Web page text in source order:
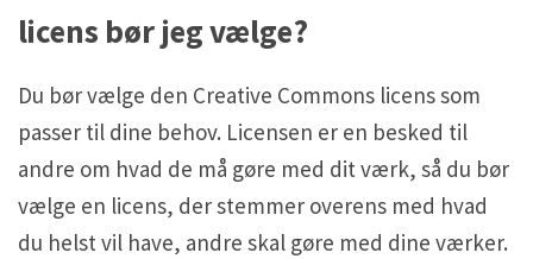
licens bør jeg vælge?
Du bør vælge den Creative Commons licens som
passer til dine behov. Licensen er en besked til
andre om hvad de må gøre med dit værk, så du bør
vælge en licens, der stemmer overens med hvad
du helst vil have, andre skal gøre med dine værker.